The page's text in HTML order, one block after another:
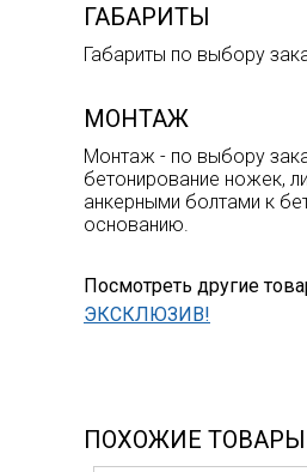
ГАБАРИТЫ
Габариты по выбору
МОНТАЖ
Монтаж - по выбору
бетонирование ножек,
анкерными болтами к
основанию.
Посмотреть другие
ЭКСКЛЮЗИВ!
ПОХОЖИЕ ТОВАРЫ